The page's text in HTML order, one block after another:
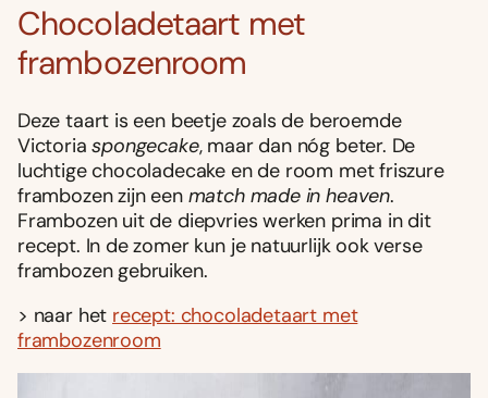
Chocoladetaart met
frambozenroom
Deze taart is een beetje zoals de beroemde
Victoriaspongecake, maar dan nóg beter. De
luchtige chocoladecake en de room met friszure
frambozen zijn een match made in heaven.
Frambozen uit de diepvries werken prima in dit
recept. In de zomer kun je natuurlijk ook verse
frambozen gebruiken.
> naar het recept: chocoladetaart met
frambozenroom